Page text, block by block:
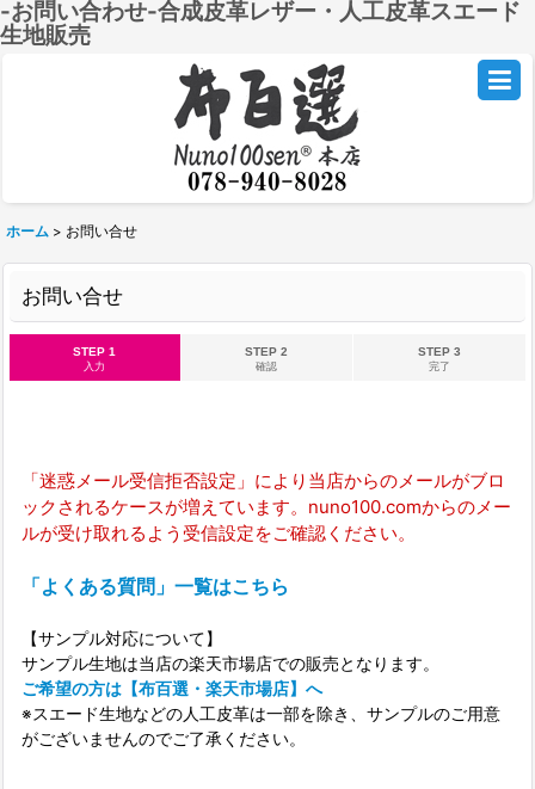
-お問い合わせ-合成皮革レザー・人工皮革スエード
生地販売
ホーム > お問い合せ
お問い合せ
STEP 1
入力
STEP 2
確認
STEP 3
完了
「迷惑メール受信拒否設定」により当店からのメールがブロ
ックされるケースが増えています。nuno100.comからのメー
ルが受け取れるよう受信設定をご確認ください。
「よくある質問」一覧はこちら
【サンプル対応について】
サンプル生地は当店の楽天市場店での販売となります。
ご希望の方は【布百選・楽天市場店】へ
※スエード生地などの人工皮革は一部を除き、サンプルのご用意
がございませんのでご了承ください。